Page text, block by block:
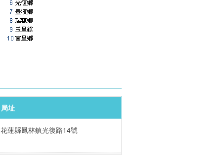
局址
花蓮縣鳳林鎮光復路14號